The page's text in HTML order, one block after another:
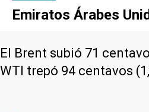
Emiratos Árabes
El Brent subió 71
WTI trepó 94 centavos